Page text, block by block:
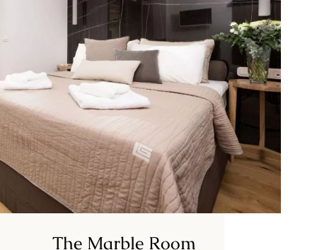
The Marble Room